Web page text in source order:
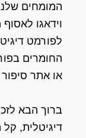
המומחים
וידאגו
לפורמט
החומרים
או אתר
ברוך הבא
דיגיטלית,